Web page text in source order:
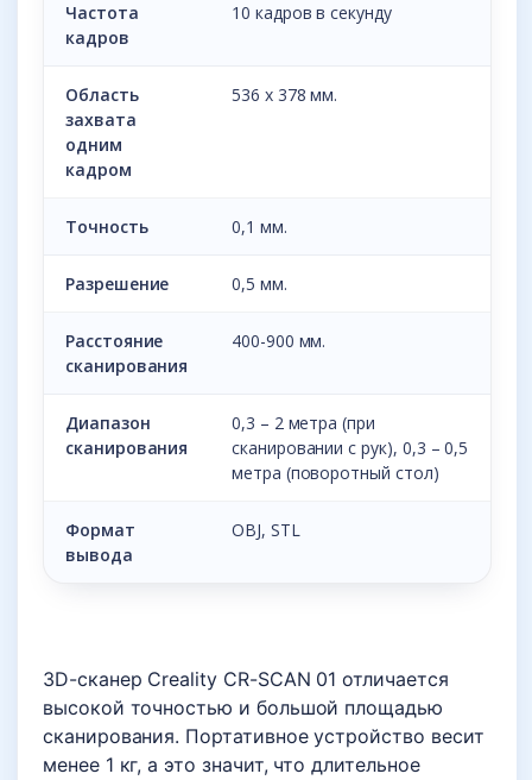
Частота
кадров
10 кадров в секунду
Область
захвата
одним
кадром
536 x 378 мм.
Точность 0,1 мм.
Разрешение 0,5 мм.
Расстояние
сканирования
400-900 мм.
Диапазон
сканирования
0,3 – 2 метра (при
сканировании с рук), 0,3 – 0,5
метра (поворотный стол)
Формат
вывода
OBJ, STL
3D-сканер Creality CR-SCAN 01 отличается
высокой точностью и большой площадью
сканирования. Портативное устройство весит
менее 1 кг, а это значит, что длительное